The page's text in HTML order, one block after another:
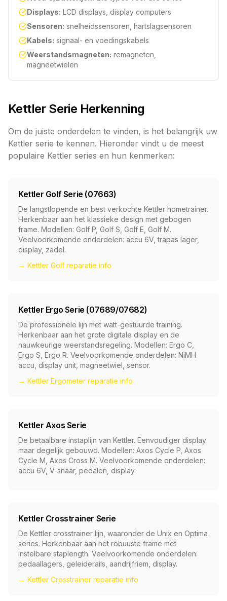
Displays: LCD displays, display computers
Sensoren: snelheidssensoren, hartslagsensoren
Kabels: signaal- en voedingskabels
Weerstandsmagneten: remagneten,
magneetwielen
Kettler Serie Herkenning
Om de juiste onderdelen te vinden, is het belangrijk uw
Kettler serie te kennen. Hieronder vindt u de meest
populaire Kettler series en hun kenmerken:
Kettler Golf Serie (07663)
De langstlopende en best verkochte Kettler hometrainer.
Herkenbaar aan het klassieke design met gebogen
frame. Modellen: Golf P, Golf S, Golf E, Golf M.
Veelvoorkomende onderdelen: accu 6V, trapas lager,
display, zadel.
→ Kettler Golf reparatie info
Kettler Ergo Serie (07689/07682)
De professionele lijn met watt-gestuurde training.
Herkenbaar aan het grote digitale display en de
nauwkeurige weerstandsregeling. Modellen: Ergo C,
Ergo S, Ergo R. Veelvoorkomende onderdelen: NiMH
accu, display unit, magneetwiel, sensor.
→ Kettler Ergometer reparatie info
Kettler Axos Serie
De betaalbare instaplijn van Kettler. Eenvoudiger display
maar degelijk gebouwd. Modellen: Axos Cycle P, Axos
Cycle M, Axos Cross M. Veelvoorkomende onderdelen:
accu 6V, V-snaar, pedalen, display.
Kettler Crosstrainer Serie
De Kettler crosstrainer lijn, waaronder de Unix en Optima
series. Herkenbaar aan het robuuste frame met
instelbare staplength. Veelvoorkomende onderdelen:
pedaallagers, geleiderails, aandrijfriem, display.
→ Kettler Crosstrainer reparatie info